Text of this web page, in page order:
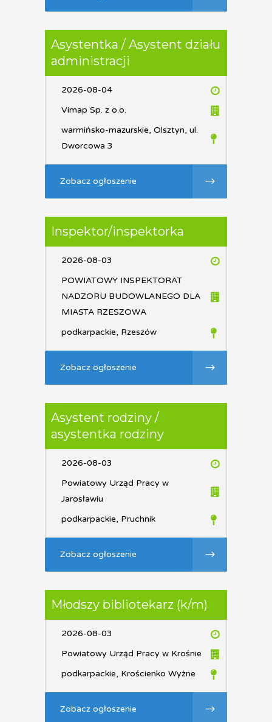
Asystentka / Asystent działu
administracji
2026-08-04
Vimap Sp. z o.o.
warmińsko-mazurskie, Olsztyn, ul.
Dworcowa 3
Zobacz ogłoszenie
Inspektor/inspektorka
2026-08-03
POWIATOWY INSPEKTORAT
NADZORU BUDOWLANEGO DLA
MIASTA RZESZOWA
podkarpackie, Rzeszów
Zobacz ogłoszenie
Asystent rodziny /
asystentka rodziny
2026-08-03
Powiatowy Urząd Pracy w
Jarosławiu
podkarpackie, Pruchnik
Zobacz ogłoszenie
Młodszy bibliotekarz (k/m)
2026-08-03
Powiatowy Urząd Pracy w Krośnie
podkarpackie, Krościenko Wyżne
Zobacz ogłoszenie